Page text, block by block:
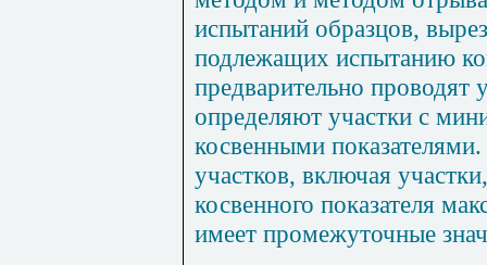
испытаний образцов,
подлежащих испытанию
предварительно проводят
определяют участки с
косвенными
участков, включая
косвенного показателя
имеет промежуточные